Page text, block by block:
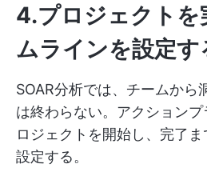
4.プロジェクトを
ムラインを設定す
SOAR分析では、チームから
は終わらない。アクション
ロジェクトを開始し、完了
設定する。